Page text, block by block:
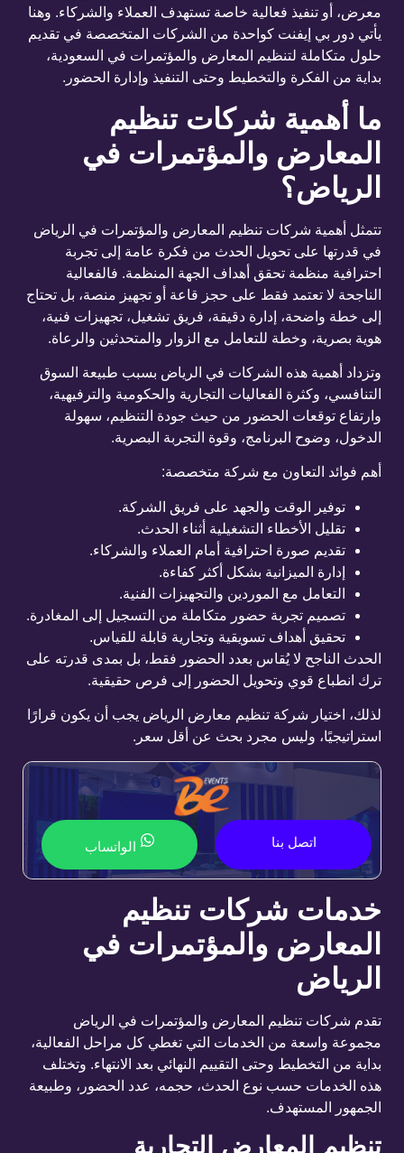
معرض، أو تنفيذ فعالية خاصة تستهدف العملاء والشركاء. وهنا
يأتي دور بي إيفنت كواحدة من الشركات المتخصصة في تقديم
حلول متكاملة لتنظيم المعارض والمؤتمرات في السعودية،
بداية من الفكرة والتخطيط وحتى التنفيذ وإدارة الحضور.
ما أهمية شركات تنظيم
المعارض والمؤتمرات في
الرياض؟
تتمثل أهمية شركات تنظيم المعارض والمؤتمرات في الرياض
في قدرتها على تحويل الحدث من فكرة عامة إلى تجربة
احترافية منظمة تحقق أهداف الجهة المنظمة. فالفعالية
الناجحة لا تعتمد فقط على حجز قاعة أو تجهيز منصة، بل تحتاج
إلى خطة واضحة، إدارة دقيقة، فريق تشغيل، تجهيزات فنية،
هوية بصرية، وخطة للتعامل مع الزوار والمتحدثين والرعاة.
وتزداد أهمية هذه الشركات في الرياض بسبب طبيعة السوق
التنافسي، وكثرة الفعاليات التجارية والحكومية والترفيهية،
وارتفاع توقعات الحضور من حيث جودة التنظيم، سهولة
الدخول، وضوح البرنامج، وقوة التجربة البصرية.
أهم فوائد التعاون مع شركة متخصصة:
توفير الوقت والجهد على فريق الشركة.
تقليل الأخطاء التشغيلية أثناء الحدث.
تقديم صورة احترافية أمام العملاء والشركاء.
إدارة الميزانية بشكل أكثر كفاءة.
التعامل مع الموردين والتجهيزات الفنية.
تصميم تجربة حضور متكاملة من التسجيل إلى المغادرة.
تحقيق أهداف تسويقية وتجارية قابلة للقياس.
الحدث الناجح لا يُقاس بعدد الحضور فقط، بل بمدى قدرته على
ترك انطباع قوي وتحويل الحضور إلى فرص حقيقية.
لذلك، اختيار شركة تنظيم معارض الرياض يجب أن يكون قرارًا
استراتيجيًا، وليس مجرد بحث عن أقل سعر.
اتصل بنا الواتساب
خدمات شركات تنظيم
المعارض والمؤتمرات في
الرياض
تقدم شركات تنظيم المعارض والمؤتمرات في الرياض
مجموعة واسعة من الخدمات التي تغطي كل مراحل الفعالية،
بداية من التخطيط وحتى التقييم النهائي بعد الانتهاء. وتختلف
هذه الخدمات حسب نوع الحدث، حجمه، عدد الحضور، وطبيعة
الجمهور المستهدف.
تنظيم المعارض التجارية